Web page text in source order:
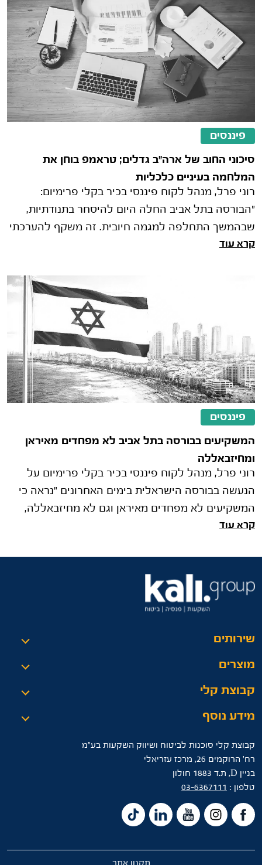
פיננסים
סיכוני החוב של ארה"ב גדלים; טראמפ בוחן את
המלחמה בעיניים כלכליות
רוני פרל, מנהל לקוח פיננסי בכיר בקלי פרימיום:
"הבורסה בתל אביב החלה היום להיסחר בתנודתיות,
שבהמשך התחלפה למגמה חיובית. זה משקף להערכתי
ניהול סיכונים עמוק שעושים המשק�
קרא עוד
פיננסים
המשקיעים בבורסה בתל אביב לא מפחדים מאיראן
ומחיזבאללה
רוני פרל, מנהל לקוח פיננסי בכיר בקלי פרימיום על
הנעשה בבורסה הישראלית בימים האחרונים "נראה כי
המשקיעים לא מפחדים מאיראן וגם לא מחיזבאללה,
ומגיבים בקנייה חזקה של מני�
קרא עוד
שירותים
מוצרים
קבוצת קלי
מידע נוסף
קבוצת קלי סוכנות לביטוח ושיווק השקעות בע"מ
רח’ הרוקמים 26, מרכז עזריאלי
בניין D, ת.ד 1883 חולון
טלפון : 03-6367111
תקנון אתר